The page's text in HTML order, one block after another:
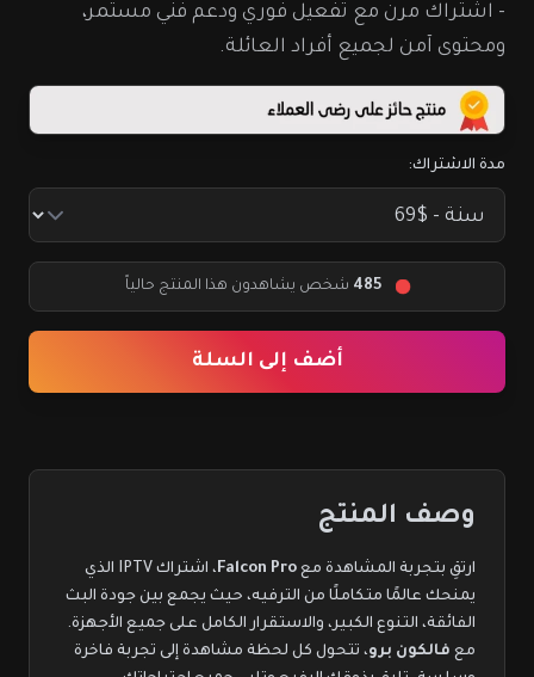
- اشتراك مرن مع تفعيل فوري ودعم فني مستمر،
ومحتوى آمن لجميع أفراد العائلة.
مدة الاشتراك:
485 شخص يشاهدون هذا المنتج حالياً
أضف إلى السلة
وصف المنتج
ارتقِ بتجربة المشاهدة مع Falcon Pro، اشتراك IPTV
الذي
يمنحك عالمًا متكاملًا من الترفيه، حيث يجمع بين جودة البث
الفائقة، التنوع الكبير، والاستقرار الكامل على جميع الأجهزة.
مع فالكون برو، تتحول كل لحظة مشاهدة إلى تجربة فاخرة